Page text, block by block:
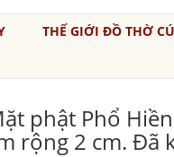
THẾ GIỚI ĐỒ THỜ
phật Phổ
rộng 2 cm. Đã